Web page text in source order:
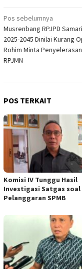
Navigasi
pos
Pos sebelumnya
Musrenbang RPJPD
2025-2045 Dinilai Kurang
Rohim Minta
RPJMN
POS TERKAIT
Komisi IV Tunggu Hasil
Investigasi Satgas soal
Pelanggaran SPMB